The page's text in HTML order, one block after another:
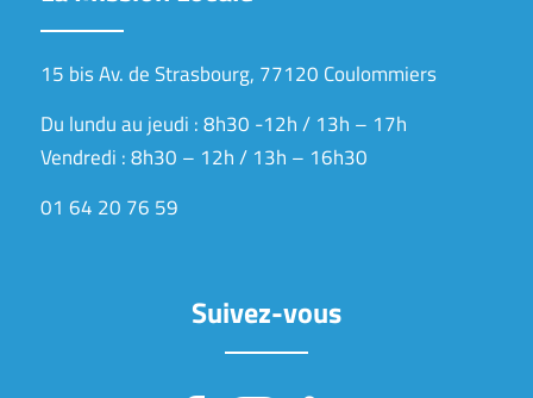
15 bis Av. de Strasbourg, 77120 Coulommiers
Du lundu au jeudi : 8h30 -12h / 13h – 17h
Vendredi : 8h30 – 12h / 13h – 16h30
01 64 20 76 59
Suivez-vous